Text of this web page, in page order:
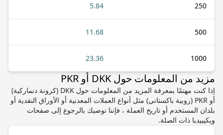
250
5.84
500
11.68
1000
23.36
مزيد من المعلومات حول DKK أو PKR
إذا كنت مهتمًا بمعرفة المزيد من المعلومات حول DKK (كرونة دنماركية)
أو PKR (روبية باكستاني) مثل أنواع العملات المعدنية أو الأوراق النقدية أو
بلدان المستخدم أو تاريخ العملة ، فإننا نوصيك بالرجوع إلى صفحات
ويكيبيديا ذات الصلة.